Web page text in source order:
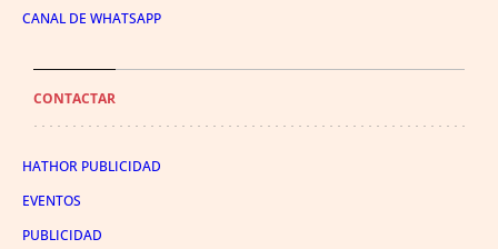
CANAL DE WHATSAPP
CONTACTAR
HATHOR PUBLICIDAD
EVENTOS
PUBLICIDAD